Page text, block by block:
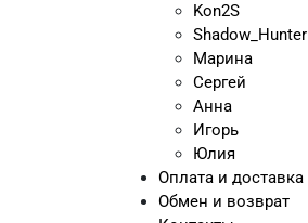
Kon2S
Shadow_Hunter
Марина
Сергей
Анна
Игорь
Юлия
Оплата и доставка
Обмен и возврат